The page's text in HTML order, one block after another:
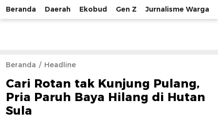
TernatePost.id
merawat akal sehat
Beranda Daerah Ekobud Gen Z Jurnalisme Warga
Beranda Headline
Cari Rotan tak Kunjung Pulang,
Pria Paruh Baya Hilang di Hutan
Sula